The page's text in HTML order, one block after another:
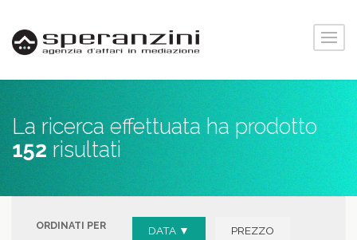
La ricerca effettuata ha prodotto
152 risultati
ORDINATI PER DATA ▼ PREZZO